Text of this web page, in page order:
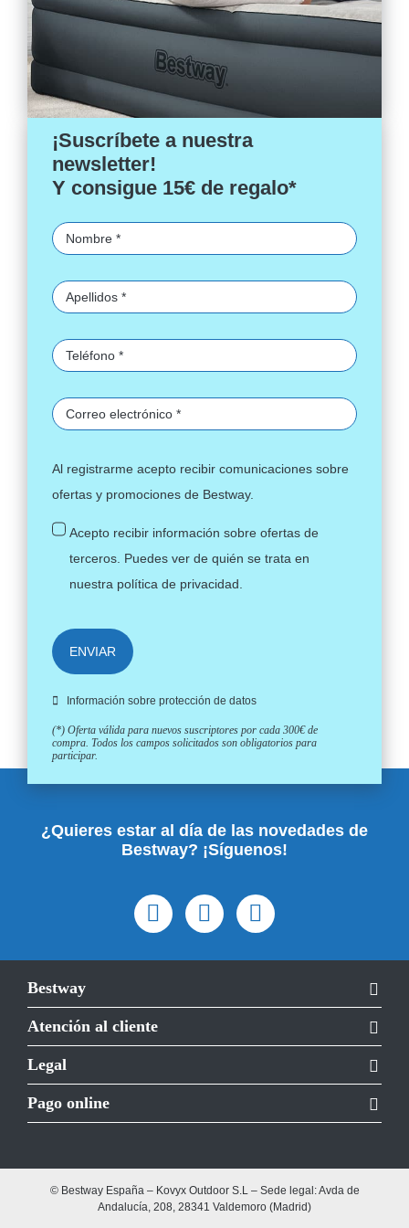
¡Suscríbete a nuestra
newsletter!
Y consigue 15€ de regalo*
Al registrarme acepto recibir comunicaciones sobre
ofertas y promociones de Bestway.
Acepto recibir información sobre ofertas de
terceros. Puedes ver de quién se trata en
nuestra política de privacidad
ENVIAR
Información sobre protección de datos
(*) Oferta válida para nuevos suscriptores por cada 300€ de
compra. Todos los campos solicitados son obligatorios para
participar.
¿Quieres estar al día de las novedades de
Bestway? ¡Síguenos!
Bestway
Atención al cliente
Legal
Pago online
© Bestway España – Kovyx Outdoor S.L – Sede legal: Avda de
Andalucía, 208, 28341 Valdemoro (Madrid)